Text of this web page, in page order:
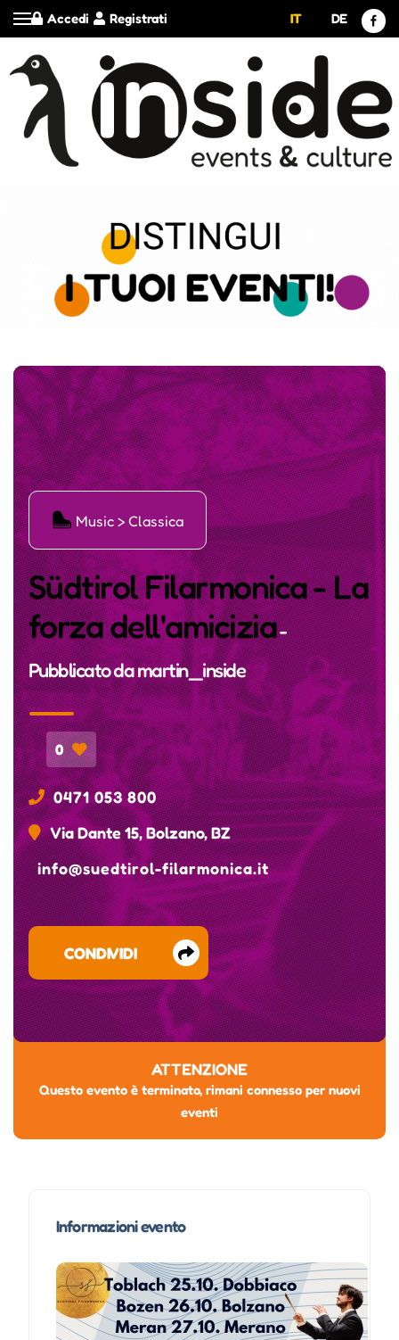
Registrati
Accedi IT DE
Ģ Music > Classica
Südtirol Filarmonica - La
forza dell'amicizia-
Pubblicato damartin_inside
0
0471 053 800
Via Dante 15, Bolzano, BZ
info@suedtirol-filarmonica.it
CONDIVIDI
ATTENZIONE
Questo evento è terminato, rimani connesso per nuovi
eventi
Informazioni evento